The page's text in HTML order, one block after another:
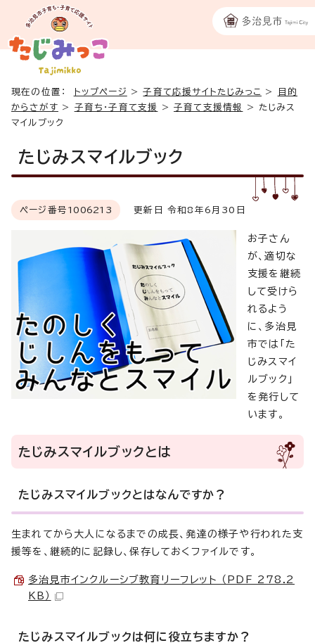
現在の位置： トップページ >子育て応援サイトたじみっこ >
目的
からさがす > 子育ち・子育て支援 >子育て支援情報 > たじみス
マイルブック
たじみスマイルブック
ページ番号 1006213 更新日 令和8年6月30日
お子さん
が、適切な
支援を継続
して受けら
れるよう
に、多治見
市では「た
じみスマイ
ルブック」
を発行して
います。
たじみスマイルブックとは
たじみスマイルブックとはなんですか？
生まれてから大人になるまでの成長、発達の様子や行われた支
援等を、継続的に記録し、保存しておくファイルです。
多治見市インクルーシブ教育リーフレット （PDF 278.2
KB）
たじみスマイルブックは何に役立ちますか？